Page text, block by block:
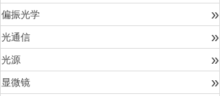
偏振光学 »
光通信 »
光源 »
显微镜 »